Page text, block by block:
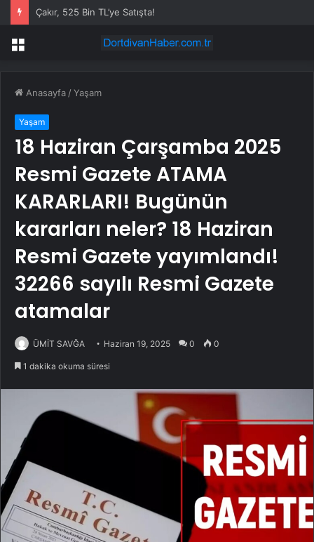
Çakır, 525 Bin TL’ye Satışta!
Menü
Anasayfa /Yaşam
Yaşam
18 Haziran Çarşamba 2025
Resmi Gazete ATAMA
KARARLARI! Bugünün
kararları neler? 18 Haziran
Resmi Gazete yayımlandı!
32266 sayılı Resmi Gazete
atamalar
ÜMİT SAVĞA Haziran 19, 2025 0 0
1 dakika okuma süresi